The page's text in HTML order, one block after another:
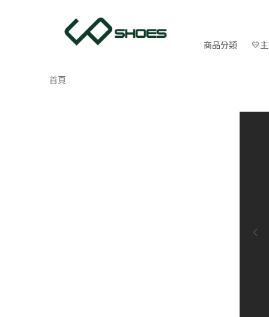
商品分類 💛
首頁